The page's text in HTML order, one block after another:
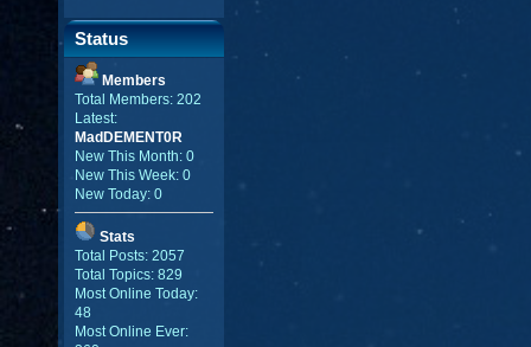
Status
Members
Total Members: 202
Latest:
MadDEMENT0R
New This Month: 0
New This Week: 0
New Today: 0
Stats
Total Posts: 2057
Total Topics: 829
Most Online Today:
48
Most Online Ever: